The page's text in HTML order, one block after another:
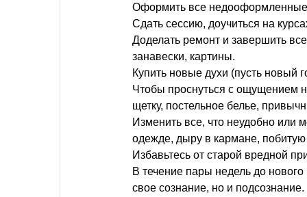
Оформить все
Сдать сессию, доучиться на
Доделать ремонт и завершить
занавески, картины.
Купить новые духи (пусть новый
Чтобы проснуться с ощущением
щетку, постельное белье,
Изменить все, что неудобно
одежде, дыру в кармане, побитую
Избавьтесь от старой вредной
В течение пары недель до
свое сознание, но и